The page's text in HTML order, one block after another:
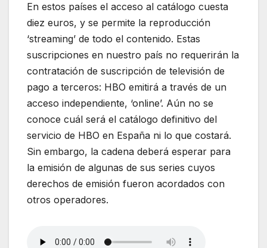
En estos países el acceso al catálogo cuesta
diez euros, y se permite la reproducción
‘streaming’ de todo el contenido. Estas
suscripciones en nuestro país no requerirán la
contratación de suscripción de televisión de
pago a terceros: HBO emitirá a través de un
acceso independiente, ‘online’. Aún no se
conoce cuál será el catálogo definitivo del
servicio de HBO en España ni lo que costará.
Sin embargo, la cadena deberá esperar para
la emisión de algunas de sus series cuyos
derechos de emisión fueron acordados con
otros operadores.